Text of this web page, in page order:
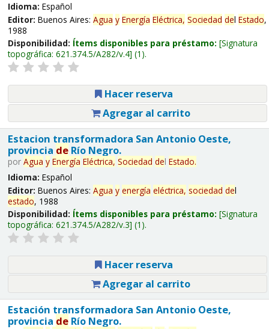
Idioma: Español
Editor: Buenos Aires: Agua y Energía Eléctrica, Sociedad del Estado,
1988
Disponibilidad: Ítems disponibles para préstamo: Signatura
topográfica: 621.374.5/A282/v.4 (1).
Hacer reserva
Agregar al carrito
Estacion transformadora San Antonio Oeste,
provincia deRío Negro.
por Agua y Energía Eléctrica, Sociedad del Estado.
Idioma: Español
Editor: Buenos Aires: Agua y energía eléctrica, sociedad del
estado, 1988
Disponibilidad: Ítems disponibles para préstamo: Signatura
topográfica: 621.374.5/A282/v.3 (1).
Hacer reserva
Agregar al carrito
Estación transformadora San Antonio Oeste,
provincia deRío Negro.